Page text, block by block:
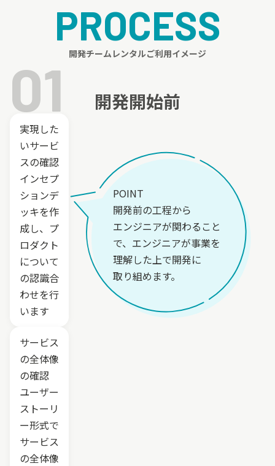
PROCESS
開発チームレンタルご利用イメージ
開発開始前
01
実現した
いサービ
スの確認
インセプ
ションデ
ッキを作
成し、プ
ロダクト
について
の認識合
わせを行
います
サービス
の全体像
の確認
ユーザー
ストーリ
ー形式で
サービス
の全体像
POINT
開発前の工程から
エンジニアが関わること
で、エンジニアが事業を
理解した上で開発に
取り組めます。